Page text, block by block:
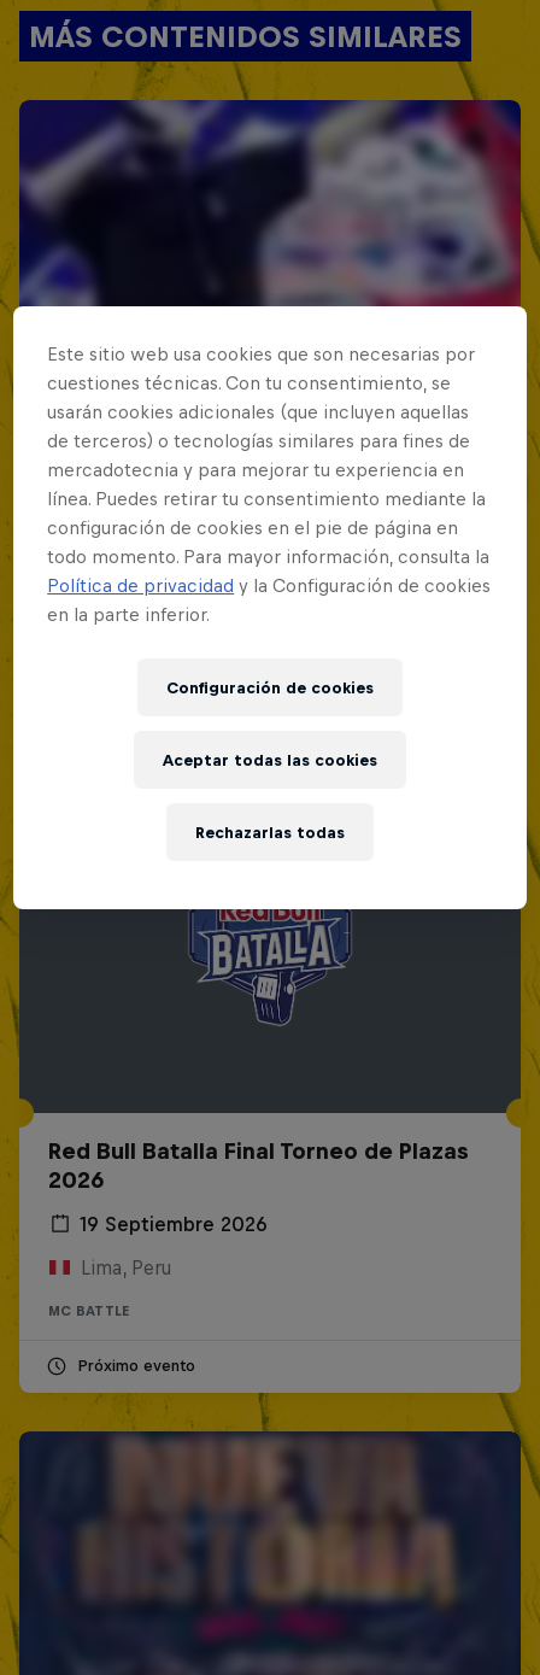
MÁS CONTENIDOS SIMILARES
Red Bull Batalla Final Torneo de Plazas
2026
19 Septiembre 2026
Lima, Peru
MC BATTLE
Próximo evento
Este sitio web usa cookies que son necesarias por
cuestiones técnicas. Con tu consentimiento, se
usarán cookies adicionales (que incluyen aquellas
de terceros) o tecnologías similares para fines de
mercadotecnia y para mejorar tu experiencia en
línea. Puedes retirar tu consentimiento mediante la
configuración de cookies en el pie de página en
todo momento. Para mayor información, consulta la
Política de privacidad y la Configuración de cookies
en la parte inferior.
Configuración de cookies
Rechazarlas todas
Aceptar todas las cookies